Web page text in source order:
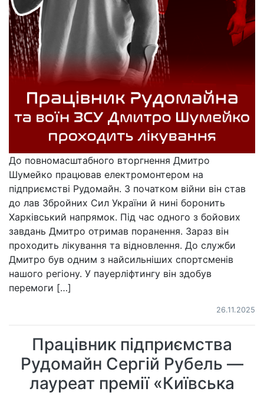
До повномасштабного вторгнення Дмитро
Шумейко працював електромонтером на
підприємстві Рудомайн. З початком війни він став
до лав Збройних Сил України й нині боронить
Харківський напрямок. Під час одного з бойових
завдань Дмитро отримав поранення. Зараз він
проходить лікування та відновлення. До служби
Дмитро був одним з найсильніших спортсменів
нашого регіону. У пауерліфтингу він здобув
перемоги […]
26.11.2025
Працівник підприємства
Рудомайн Сергій Рубель —
лауреат премії «Київська